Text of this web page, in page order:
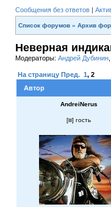
Сообщения без ответов |
Список форумов » Архив
Неверная
Модераторы: Андрей Дубинин
На страницу Пред. 1, 2
Автор
AndreiNerus
[ ] гость